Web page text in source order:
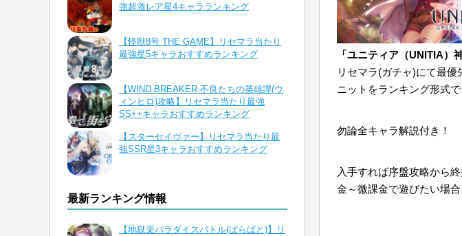
強超激レア星4キャラランキング
【怪獣8号 THE GAME】リセマラ当たり
最強星5キャラおすすめランキング
【WIND BREAKER 不良たちの英雄譚(ウ
ィンヒロ)攻略】リセマラ当たり最強
SS++キャラおすすめランキング
【スターセイヴァー】リセマラ当たり最
強SSR星3キャラおすすめランキング
最新ランキング情報
【地獄楽パラダイスバトル(ぱらばと)】リ
「ユニティア（UNITIA）
リセマラ(ガチャ)にて最
ニットをランキング形式で
勿論全キャラ解説付き！
入手すれば序盤攻略から
金～微課金で遊びたい場